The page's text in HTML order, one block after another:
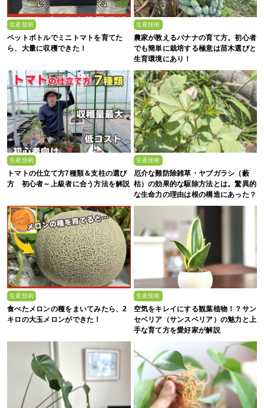
生産技術
ペットボトルでミニトマトを育てた
ら、大量に収穫できた！
生産技術
農家が教えるバナナの育て方。初心者
でも簡単に栽培する極意は苗木選びと
生育環境にあり！
生産技術
トマトの仕立て方7種類＆支柱の選び
方 初心者～上級者に合う方法を解説
生産技術
厄介な難防除雑草・ヤブガラシ（藪
枯）の効果的な駆除方法とは。驚異的
な生命力の理由は根の構造にあった？
生産技術
食べたメロンの種をまいてみたら、2
キロの大玉メロンができた！
生産技術
空気をキレイにする観葉植物！？サン
セベリア（サンスベリア）の魅力と上
手な育て方を愛好家が解説